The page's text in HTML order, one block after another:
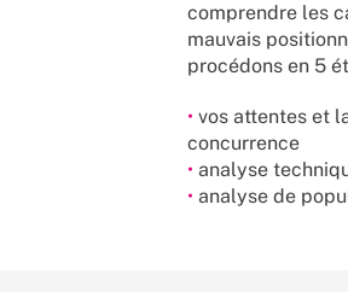
comprendre les
mauvais
procédons en 5
• vos attentes et
concurrence
• analyse
• analyse de